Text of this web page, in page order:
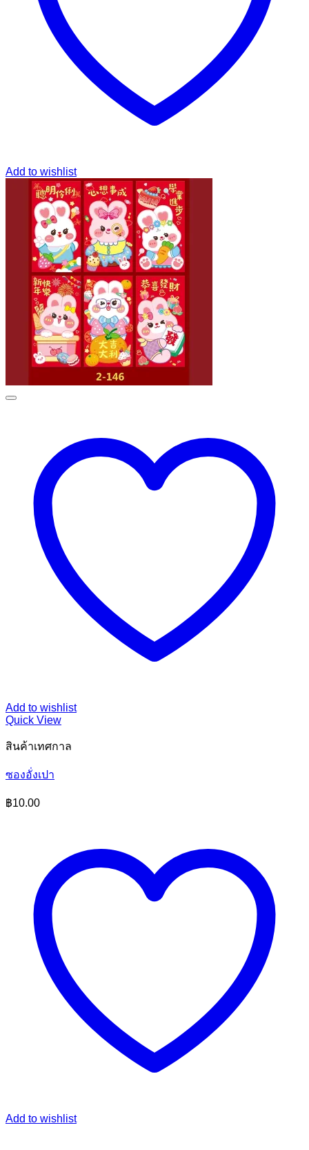
Add to wishlist
Add to wishlist
Quick View
สินค้าเทศกาล
ซองอั่งเปา
฿10.00
Add to wishlist